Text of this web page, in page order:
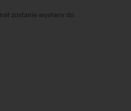
zostanie wysłany do